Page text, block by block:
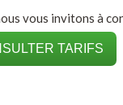
vous invitons à
TARIFS